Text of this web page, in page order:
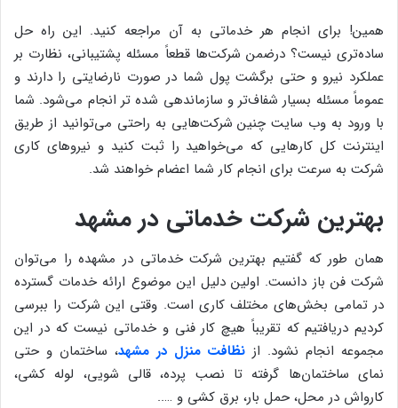
همین! برای انجام هر خدماتی به آن مراجعه کنید. این راه حل
ساده‌تری نیست؟ درضمن شرکت‌ها قطعاً مسئله پشتیبانی، نظارت بر
عملکرد نیرو و حتی برگشت پول شما در صورت نارضایتی را دارند و
عموماً مسئله بسیار شفاف‌تر و سازماندهی شده تر انجام می‌شود. شما
با ورود به وب سایت چنین شرکت‌هایی به راحتی می‌توانید از طریق
اینترنت کل کارهایی که می‌خواهید را ثبت کنید و نیروهای کاری
شرکت به سرعت برای انجام کار شما اعضام خواهند شد.
بهترین شرکت خدماتی در مشهد
همان طور که گفتیم بهترین شرکت خدماتی در مشهده را می‌توان
شرکت فن باز دانست. اولین دلیل این موضوع ارائه خدمات گسترده
در تمامی بخش‌های مختلف کاری است. وقتی این شرکت را ببرسی
کردیم دریافتیم که تقریباً هیچ کار فنی و خدماتی نیست که در این
مجموعه انجام نشود. از نظافت منزل در مشهد، ساختمان و حتی
نمای ساختمان‌ها گرفته تا نصب پرده، قالی شویی، لوله کشی،
کارواش در محل، حمل بار، برق کشی و …..